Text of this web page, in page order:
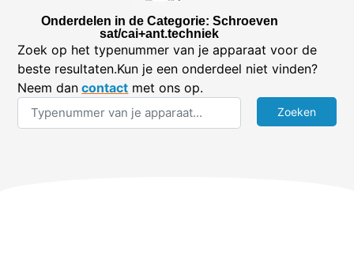
Onderdelen in de Categorie: Schroeven
sat/cai+ant.techniek
Zoek op het typenummer van je apparaat voor de
beste resultaten.Kun je een onderdeel niet vinden?
Neem dan contact met ons op.